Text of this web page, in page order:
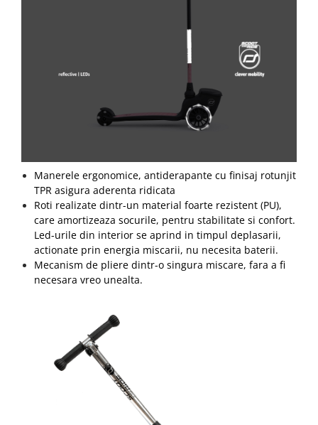
Manerele ergonomice, antiderapante cu finisaj rotunjit
TPR asigura aderenta ridicata
Roti realizate dintr-un material foarte rezistent (PU),
care amortizeaza socurile, pentru stabilitate si confort.
Led-urile din interior se aprind in timpul deplasarii,
actionate prin energia miscarii, nu necesita baterii.
Mecanism de pliere dintr-o singura miscare, fara a fi
necesara vreo unealta.